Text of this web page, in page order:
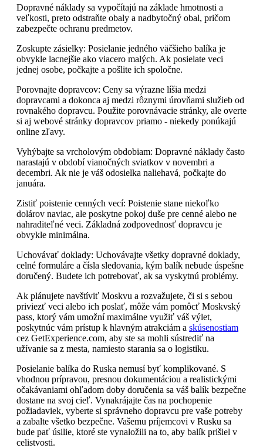
Dopravné náklady sa vypočítajú na základe hmotnosti a
veľkosti, preto odstraňte obaly a nadbytočný obal, pričom
zabezpečte ochranu predmetov.
Zoskupte zásielky: Posielanie jedného väčšieho balíka je
obvykle lacnejšie ako viacero malých. Ak posielate veci
jednej osobe, počkajte a pošlite ich spoločne.
Porovnajte dopravcov: Ceny sa výrazne líšia medzi
dopravcami a dokonca aj medzi rôznymi úrovňami služieb od
rovnakého dopravcu. Použite porovnávacie stránky, ale overte
si aj webové stránky dopravcov priamo - niekedy ponúkajú
online zľavy.
Vyhýbajte sa vrcholovým obdobiam: Dopravné náklady často
narastajú v období vianočných sviatkov v novembri a
decembri. Ak nie je váš odosielka naliehavá, počkajte do
januára.
Zistiť poistenie cenných vecí: Poistenie stane niekoľko
dolárov naviac, ale poskytne pokoj duše pre cenné alebo ne
nahraditeľné veci. Základná zodpovednosť dopravcu je
obvykle minimálna.
Uchovávať doklady: Uchovávajte všetky dopravné doklady,
celné formuláre a čísla sledovania, kým balík nebude úspešne
doručený. Budete ich potrebovať, ak sa vyskytnú problémy.
Ak plánujete navštíviť Moskvu a rozvažujete, či si s sebou
priviezť veci alebo ich poslať, môže vám pomôcť Moskvský
pass, ktorý vám umožní maximálne využiť váš výlet,
poskytnúc vám prístup k hlavným atrakciám a skúsenostiam
cez GetExperience.com, aby ste sa mohli sústrediť na
užívanie sa z mesta, namiesto starania sa o logistiku.
Posielanie balíka do Ruska nemusí byť komplikované. S
vhodnou prípravou, presnou dokumentáciou a realistickými
očakávaniami ohľadom doby doručenia sa váš balík bezpečne
dostane na svoj cieľ. Vynakrájajte čas na pochopenie
požiadaviek, vyberte si správneho dopravcu pre vaše potreby
a zabalte všetko bezpečne. Vašemu príjemcovi v Rusku sa
bude pať úsilie, ktoré ste vynaložili na to, aby balík prišiel v
celistvosti.